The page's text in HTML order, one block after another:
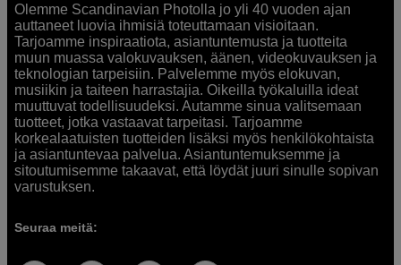
Olemme Scandinavian Photolla jo yli 40 vuoden ajan
auttaneet luovia ihmisiä toteuttamaan visioitaan.
Tarjoamme inspiraatiota, asiantuntemusta ja tuotteita
muun muassa valokuvauksen, äänen, videokuvauksen ja
teknologian tarpeisiin. Palvelemme myös elokuvan,
musiikin ja taiteen harrastajia. Oikeilla työkaluilla ideat
muuttuvat todellisuudeksi. Autamme sinua valitsemaan
tuotteet, jotka vastaavat tarpeitasi. Tarjoamme
korkealaatuisten tuotteiden lisäksi myös henkilökohtaista
ja asiantuntevaa palvelua. Asiantuntemuksemme ja
sitoutumisemme takaavat, että löydät juuri sinulle sopivan
varustuksen.
Seuraa meitä: